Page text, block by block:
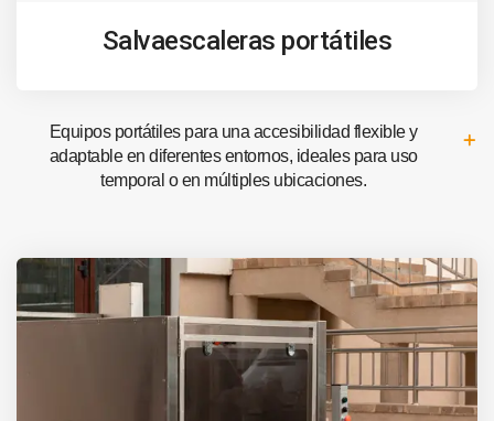
Salvaescaleras portátiles
Equipos portátiles para una accesibilidad flexible y
adaptable en diferentes entornos, ideales para uso
temporal o en múltiples ubicaciones.